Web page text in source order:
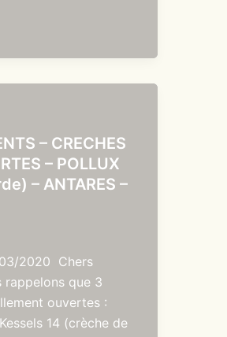
– CRECHES
– POLLUX
– ANTARES –
2020 Chers
rappelons que 3
ouvertes :
14 (crèche de